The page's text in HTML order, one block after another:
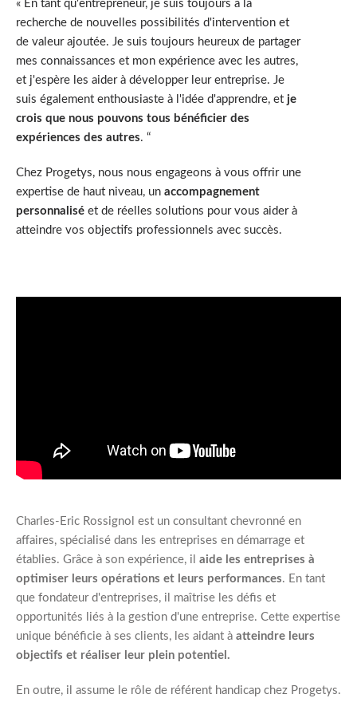
« En tant qu'entrepreneur, je suis toujours à la
recherche de nouvelles possibilités d'intervention et
de valeur ajoutée. Je suis toujours heureux de partager
mes connaissances et mon expérience avec les autres,
et j'espère les aider à développer leur entreprise. Je
suis également enthousiaste à l'idée d'apprendre, et je
crois que nous pouvons tous bénéficier des
expériences des autres. “
Chez Progetys, nous nous engageons à vous offrir une
expertise de haut niveau, un accompagnement
personnalisé et de réelles solutions pour vous aider à
atteindre vos objectifs professionnels avec succès.
Charles-Eric Rossignol est un consultant chevronné en
affaires, spécialisé dans les entreprises en démarrage et
établies. Grâce à son expérience, il aide les entreprises à
optimiser leurs opérations et leurs performances. En tant
que fondateur d'entreprises, il maîtrise les défis et
opportunités liés à la gestion d'une entreprise. Cette expertise
unique bénéficie à ses clients, les aidant à atteindre leurs
objectifs et réaliser leur plein potentiel.
En outre, il assume le rôle de référent handicap chez Progetys.